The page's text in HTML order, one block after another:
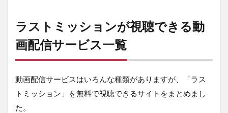
ト
ミ
ッ
シ
ョ
が
聴
ラストミッションが視聴できる動
画配信サービス一覧
動画配信サービスはいろんな種類がありますが、「ラス
トミッション」を無料で視聴できるサイトをまとめまし
た。